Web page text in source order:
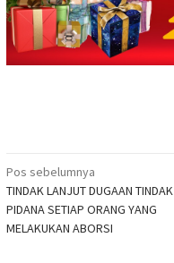
Navigasi
pos
Pos sebelumnya
TINDAK LANJUT DUGAAN TINDAK
PIDANA SETIAP ORANG YANG
MELAKUKAN ABORSI